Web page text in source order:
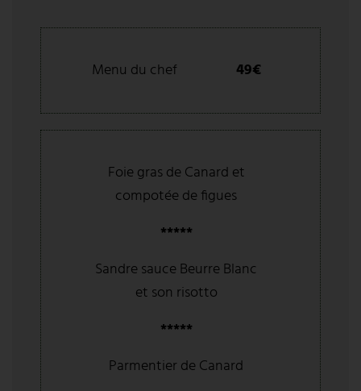
Menu du chef 49€
Foie gras de Canard et
compotée de figues
*****
Sandre sauce Beurre Blanc
et son risotto
*****
Parmentier de Canard